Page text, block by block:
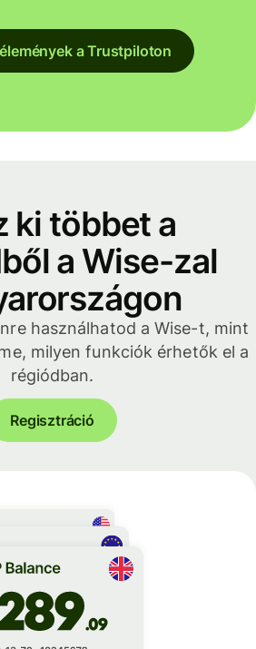
a Trustpiloton
ki többet a
a Wise-zal
használhatod a Wise-t, mint
milyen funkciók érhetők el a
régiódban.
Regisztráció